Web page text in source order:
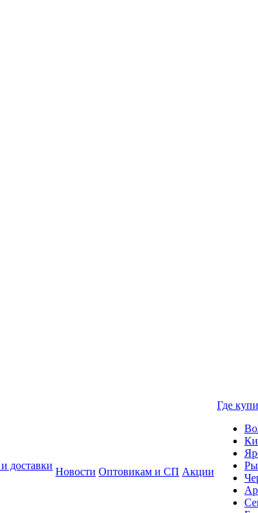
доставки
Новости Оптовикам и СП Акции
Где